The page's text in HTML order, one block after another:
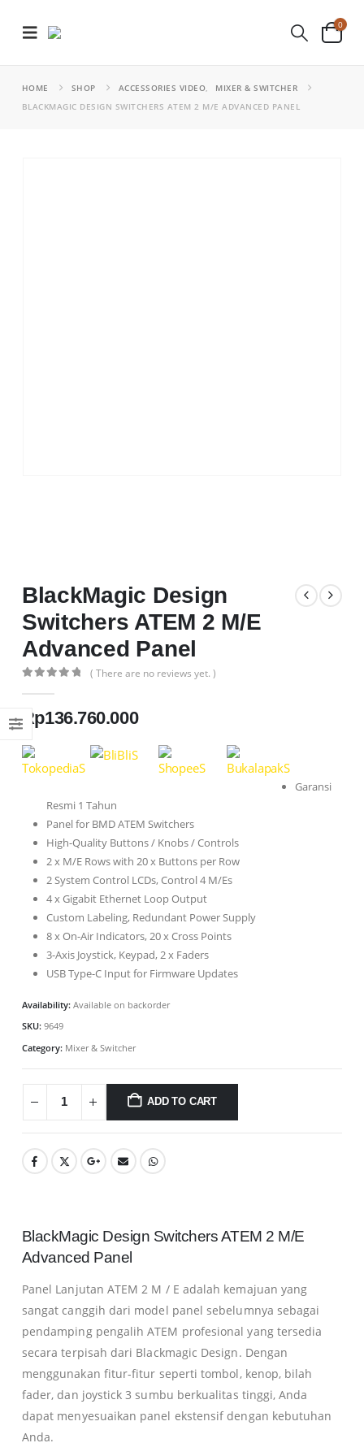
0
HOME SHOP ACCESSORIES VIDEO,
MIXER & SWITCHER
BLACKMAGIC DESIGN SWITCHERS ATEM 2 M/E ADVANCED PANEL
BlackMagic Design
Switchers ATEM 2 M/E
Advanced Panel
( There are no reviews yet. )
Rp136.760.000
Garansi
Resmi 1 Tahun
Panel for BMD ATEM Switchers
High-Quality Buttons / Knobs / Controls
2 x M/E Rows with 20 x Buttons per Row
2 System Control LCDs, Control 4 M/Es
4 x Gigabit Ethernet Loop Output
Custom Labeling, Redundant Power Supply
8 x On-Air Indicators, 20 x Cross Points
3-Axis Joystick, Keypad, 2 x Faders
USB Type-C Input for Firmware Updates
Availability: Available on backorder
SKU: 9649
Category: Mixer & Switcher
ADD TO CART
BlackMagic Design Switchers ATEM 2 M/E
Advanced Panel
Panel Lanjutan ATEM 2 M / E adalah kemajuan yang
sangat canggih dari model panel sebelumnya sebagai
pendamping pengalih ATEM profesional yang tersedia
secara terpisah dari Blackmagic Design. Dengan
menggunakan fitur-fitur seperti tombol, kenop, bilah
fader, dan joystick 3 sumbu berkualitas tinggi, Anda
dapat menyesuaikan panel ekstensif dengan kebutuhan
Anda.